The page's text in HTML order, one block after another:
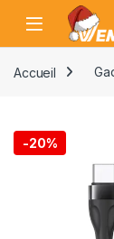
Skip to navigation
Skip to content
Open
Accueil
-20%